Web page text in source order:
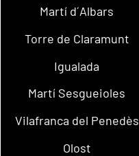
Martí d´Albars
Torre de Claramunt
Igualada
Martí Sesgueioles
Vilafranca del Penedès
Olost